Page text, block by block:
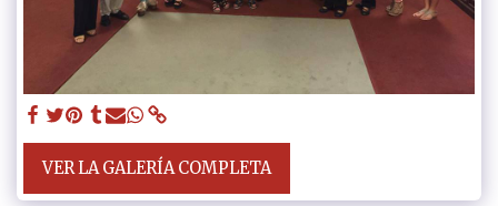
VER LA GALERÍA COMPLETA